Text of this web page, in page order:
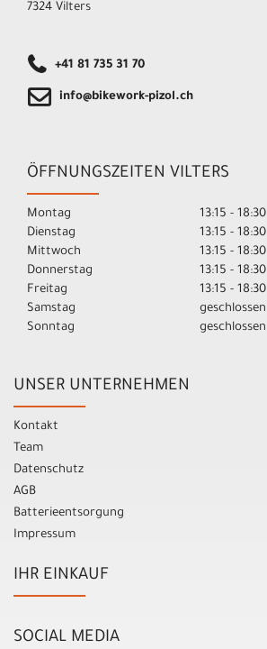
7324 Vilters
+41 81 735 31 70
info@bikework-pizol.ch
ÖFFNUNGSZEITEN VILTERS
Montag
13:15 - 18:30
Dienstag
13:15 - 18:30
Mittwoch
13:15 - 18:30
Donnerstag
13:15 - 18:30
Freitag
13:15 - 18:30
Samstag
geschlossen
Sonntag
geschlossen
UNSER UNTERNEHMEN
Kontakt
Team
Datenschutz
AGB
Batterieentsorgung
Impressum
IHR EINKAUF
SOCIAL MEDIA